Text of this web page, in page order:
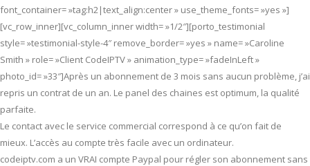
font_container= »tag:h2|text_align:center » use_theme_fonts= »yes »]
[vc_row_inner][vc_column_inner width= »1/2″][porto_testimonial
style= »testimonial-style-4″ remove_border= »yes » name= »Caroline
Smith » role= »Client CodeIPTV » animation_type= »fadeInLeft »
photo_id= »33″]Après un abonnement de 3 mois sans aucun problème, j’ai
repris un contrat de un an. Le panel des chaines est optimum, la qualité
parfaite.
Le contact avec le service commercial correspond à ce qu’on fait de
mieux. L’accès au compte très facile avec un ordinateur.
codeiptv.com a un VRAI compte Paypal pour régler son abonnement sans